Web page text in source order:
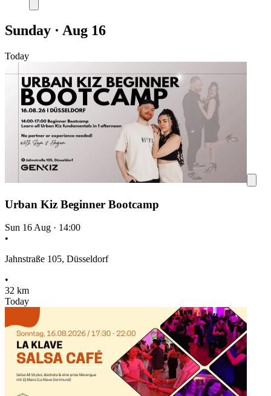
Sunday · Aug 16
Today
Urban Kiz Beginner Bootcamp
Sun 16 Aug · 14:00
•
Jahnstraße 105, Düsseldorf
•
32 km
Today